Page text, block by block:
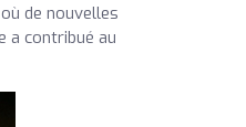
de nouvelles
a contribué au